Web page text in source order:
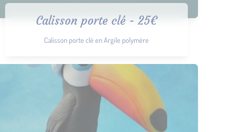
Calisson porte clé - 25€
Calisson porte clé en Argile polymère